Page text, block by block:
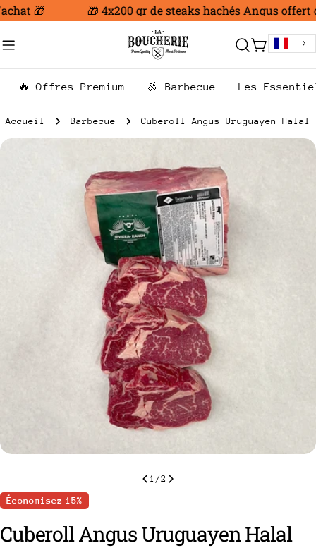
Aller
contenu
🎁 🎁 4x200 gr de steaks hachés Angus offert
Chariot
🔥 Offres Premium 🍖 Barbecue Les
Accueil Barbecue Cuberoll Angus Uruguayen Halal
Passer
le média 0 en mode modal
1 /2
Économisez 15%
Cuberoll Angus Uruguayen Halal